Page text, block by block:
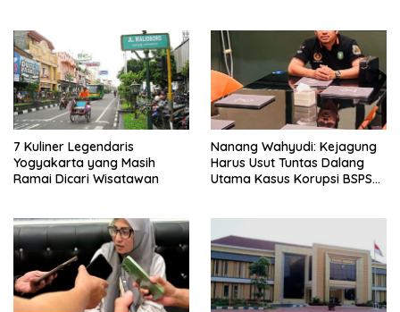
7 Kuliner Legendaris
Yogyakarta yang Masih
Ramai Dicari Wisatawan
Nanang Wahyudi: Kejagung
Harus Usut Tuntas Dalang
Utama Kasus Korupsi BSPS